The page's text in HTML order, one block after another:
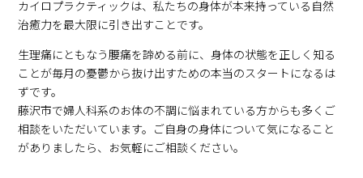
カイロプラクティックは、私たちの身体が本来持っている自然
治癒力を最大限に引き出すことです。
生理痛にともなう腰痛を諦める前に、身体の状態を正しく知る
ことが毎月の憂鬱から抜け出すための本当のスタートになるは
ずです。
藤沢市で婦人科系のお体の不調に悩まれている方からも多くご
相談をいただいています。ご自身の身体について気になること
がありましたら、お気軽にご相談ください。